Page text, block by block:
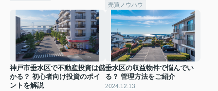
売買ノウハウ
神戸市垂水区で不動産投資は儲
かる？ 初心者向け投資のポイ
ントを解説
垂水区の収益物件で悩んでい
る？ 管理方法をご紹介
2024.12.13